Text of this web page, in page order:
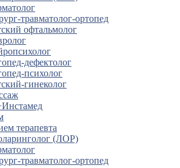
травматолог-ортопед
офтальмолог
дефектолог
психолог
гинеколог
терапевта
(ЛОР)
травматолог-ортопед